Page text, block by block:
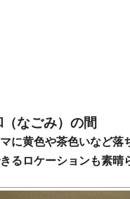
なごみ）の間
に黄色や茶色いなど落
るロケーションも素晴